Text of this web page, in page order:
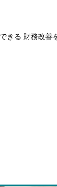
きる 財務改善